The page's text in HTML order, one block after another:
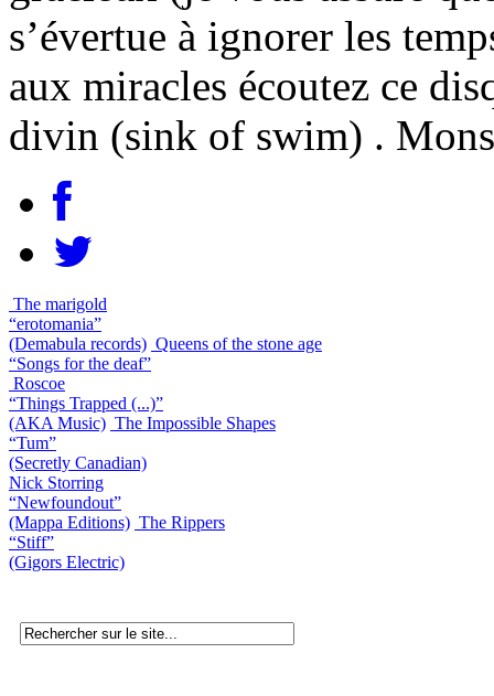
s’évertue à ignorer les
aux miracles écoutez ce
divin (sink of swim) .
The marigold
“erotomania”
(Demabula records) Queens of the stone age
“Songs for the deaf”
Roscoe
“Things Trapped (...)”
(AKA Music) The Impossible Shapes
“Tum”
(Secretly Canadian)
Nick Storring
“Newfoundout”
(Mappa Editions) The Rippers
“Stiff”
(Gigors Electric)